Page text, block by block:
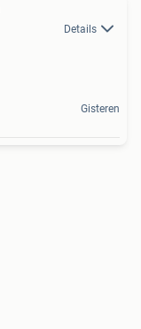
Details
Gisteren